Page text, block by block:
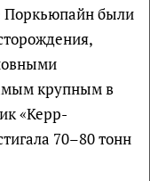
Поркьюпайн были
крупным в
«Керр-
70–80 тонн